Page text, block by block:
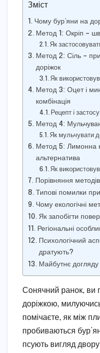
Зміст
Чому бур’яни на
Метод 1: Окріп –
Як
Метод 2: Сіль –
доріжок
Як
Метод 3: Оцет і
комбінація
Рецепт і
Метод 4:
Як мульчувати
Метод 5: Лимонна
альтернатива
Як
Порівняння
Типові помилки
Чому екологічні
Як запобігти
Регіональні
Психологічний
дратують?
Майбутнє догляду
Сонячний ранок, ви
доріжкою,
помічаєте, як між
пробиваються
псують вигляд